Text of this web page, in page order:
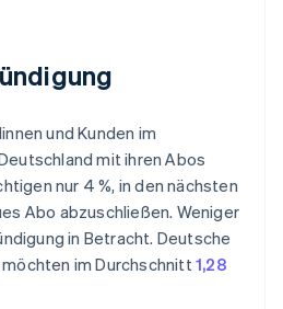
und Kunden im
mit ihren Abos
nur 4 %, in den nächsten
Abo abzuschließen. Weniger
in Betracht. Deutsche
möchten im Durchschnitt1,28